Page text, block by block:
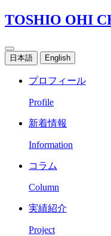
TOSHIO OHI
日本語 English
プロフィール
Profile
新着情報
Information
コラム
Column
実績紹介
Project